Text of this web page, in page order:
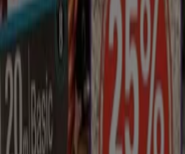
Tiendeo
Vad vi gör
Affärslösningar
Nyheter och media
Jobba med oss
Kontakta oss